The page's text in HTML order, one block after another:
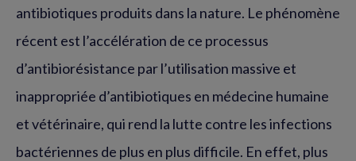
antibiotiques produits dans la nature. Le phénomène
récent est l’accélération de ce processus
d’antibiorésistance par l’utilisation massive et
inappropriée d’antibiotiques en médecine humaine
et vétérinaire, qui rend la lutte contre les infections
bactériennes de plus en plus difficile. En effet, plus